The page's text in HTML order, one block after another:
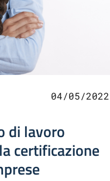
04/05/2022
di lavoro
certificazione